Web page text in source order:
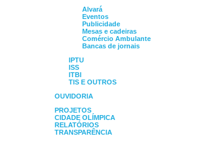
Alvará
Eventos
Publicidade
Mesas e cadeiras
Comércio Ambulante
Bancas de jornais
IPTU
ISS
ITBI
TIS E OUTROS
OUVIDORIA
PROJETOS
CIDADE OLÍMPICA
RELATÓRIOS
TRANSPARÊNCIA